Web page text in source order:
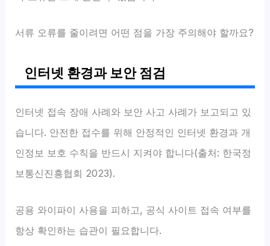
서류 오류를 줄이려면 어떤 점을 가장 주의해야 할까요?
인터넷 환경과 보안 점검
인터넷 접속 장애 사례와 보안 사고 사례가 보고되고 있
습니다. 안전한 접수를 위해 안정적인 인터넷 환경과 개
인정보 보호 수칙을 반드시 지켜야 합니다(출처: 한국정
보통신진흥협회 2023).
공용 와이파이 사용을 피하고, 공식 사이트 접속 여부를
항상 확인하는 습관이 필요합니다.